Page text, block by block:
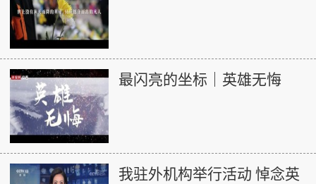
最闪亮的坐标｜英雄无悔
我驻外机构举行活动 悼念英